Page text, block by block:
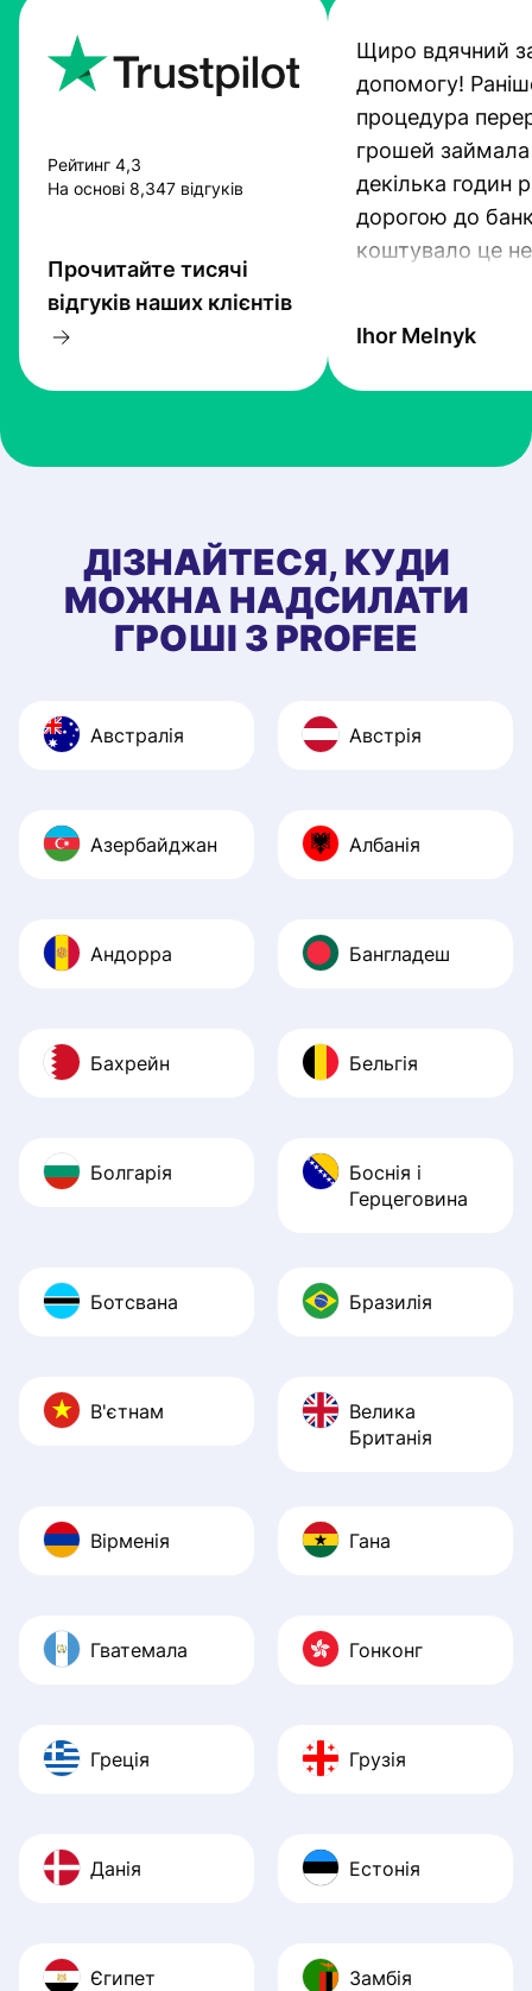
Рейтинг 4,3
На основі 8,347 відгуків
Прочитайте тисячі
відгуків наших клієнтів
Щиро вдячний
допомогу!
процедура
грошей займала
декілька годин
дорогою до
коштувало це
один з кращих.
Ihor Melnyk
ДІЗНАЙТЕСЯ, КУДИ
МОЖНА НАДСИЛАТИ
ГРОШІ З PROFEE
Австралія Австрія
Азербайджан Албанія
Андорра Бангладеш
Бахрейн Бельгія
Болгарія
Боснія і
Герцеговина
Ботсвана Бразилія
В'єтнам
Велика
Британія
Вірменія Гана
Гватемала Гонконг
Греція Грузія
Данія Естонія
Єгипет Замбія